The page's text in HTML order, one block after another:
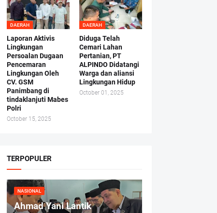
DAERAH
Laporan Aktivis
Lingkungan
Persoalan Dugaan
Pencemaran
Lingkungan Oleh
CV. GSM
Panimbang di
tindaklanjuti Mabes
Polri
October 15, 2025
DAERAH
Diduga Telah
Cemari Lahan
Pertanian, PT
ALPINDO Didatangi
Warga dan aliansi
Lingkungan Hidup
October 01, 2025
TERPOPULER
NASIONAL
Ahmad Yani Lantik